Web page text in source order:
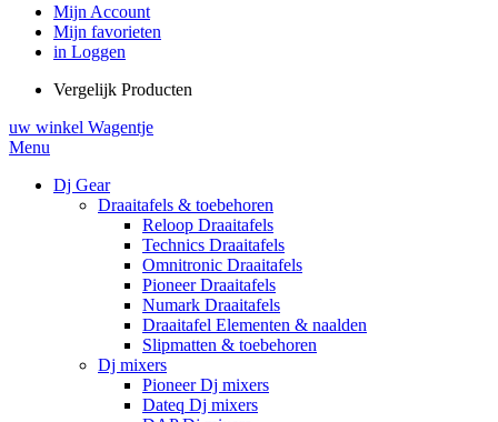
Mijn Account
Mijn favorieten
in Loggen
Vergelijk Producten
uw winkel Wagentje
Menu
Dj Gear
Draaitafels & toebehoren
Reloop Draaitafels
Technics Draaitafels
Omnitronic Draaitafels
Pioneer Draaitafels
Numark Draaitafels
Draaitafel Elementen & naalden
Slipmatten & toebehoren
Dj mixers
Pioneer Dj mixers
Dateq Dj mixers